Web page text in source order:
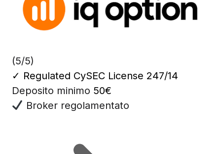
(5/5)
✓ Regulated CySEC License 247/14
Deposito minimo 50€
Broker regolamentato